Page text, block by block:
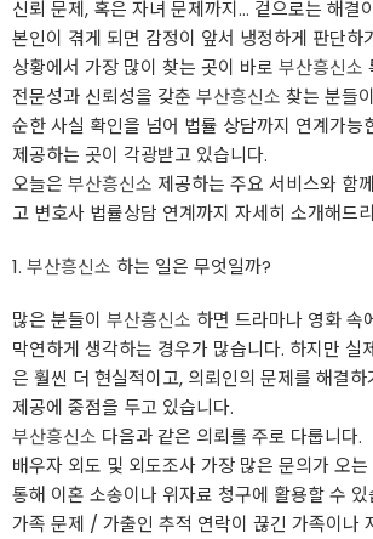
신뢰 문제, 혹은 자녀 문제까지… 겉으로는 해결
본인이 겪게 되면 감정이 앞서 냉정하게 판단하
상황에서 가장 많이 찾는 곳이 바로 부산흥신소
전문성과 신뢰성을 갖춘 부산흥신소 찾는 분들
순한 사실 확인을 넘어 법률 상담까지 연계가능
제공하는 곳이 각광받고 있습니다.
오늘은 부산흥신소 제공하는 주요 서비스와 함
고 변호사 법률상담 연계까지 자세히 소개해드
1. 부산흥신소 하는 일은 무엇일까?
많은 분들이 부산흥신소 하면 드라마나 영화 속
막연하게 생각하는 경우가 많습니다. 하지만 실
은 훨씬 더 현실적이고, 의뢰인의 문제를 해결
제공에 중점을 두고 있습니다.
부산흥신소 다음과 같은 의뢰를 주로 다룹니다.
배우자 외도 및 외도조사 가장 많은 문의가 오
통해 이혼 소송이나 위자료 청구에 활용할 수 있
가족 문제 / 가출인 추적 연락이 끊긴 가족이나